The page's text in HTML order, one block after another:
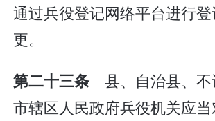
通过兵役登记网络平台进行
更。
第二十三条 县、自治县、不
市辖区人民政府兵役机关应